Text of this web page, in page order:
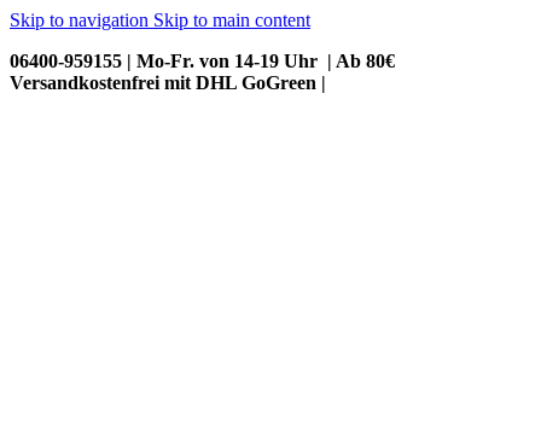
Skip to navigation Skip to main content
06400-959155 | Mo-Fr. von 14-19 Uhr | Ab 80€
Versandkostenfrei mit DHL GoGreen |